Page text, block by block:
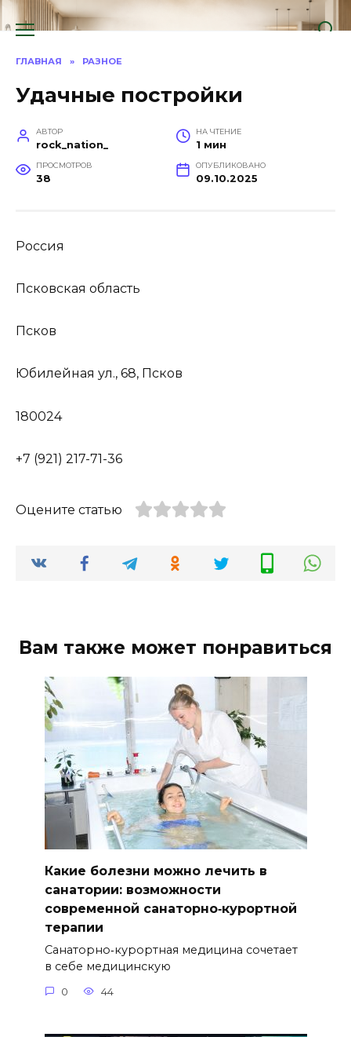
Перейти
к
ГЛАВНАЯ » РАЗНОЕ
Удачные постройки
АВТОР
rock_nation_
НА ЧТЕНИЕ
1 мин
ПРОСМОТРОВ
38
ОПУБЛИКОВАНО
09.10.2025
Россия
Псковская область
Псков
Юбилейная ул., 68, Псков
180024
+7 (921) 217-71-36
Оцените статью
Вам также может понравиться
Какие болезни можно лечить в
санатории: возможности
современной санаторно‑курортной
терапии
Санаторно‑курортная медицина сочетает
в себе медицинскую
0 44